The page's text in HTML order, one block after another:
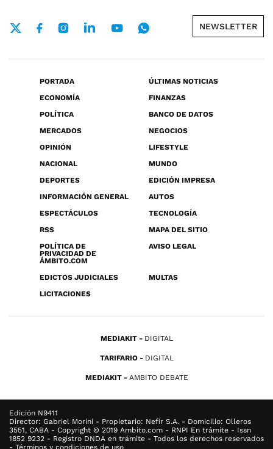
NEWSLETTER
PORTADA
ÚLTIMAS NOTICIAS
ECONOMÍA
FINANZAS
POLÍTICA
BANCO DE DATOS
MERCADOS
NEGOCIOS
OPINIÓN
LIFESTYLE
NACIONAL
MUNDO
DEPORTES
EDICIÓN IMPRESA
INFORMACIÓN GENERAL
AUTOS
ESPECTÁCULOS
TECNOLOGÍA
RSS
MAPA DEL SITIO
POLÍTICA DE
PRIVACIDAD DE
ÁMBITO.COM
AVISO LEGAL
EDICTOS JUDICIALES
MULTAS
LICITACIONES
MEDIAKIT DIGITAL
TARIFARIO DIGITAL
MEDIAKIT AMBITO DEBATE
Edición N9411
Director: Gabriel Morini - Propietario: Nefir S.A. - Domicilio: Olleros
3551, CABA - Copyright © 2019 Ambito.com - RNPI En trámite - Issn
1852 9232 - Registro DNDA en trámite - Todos los derechos reservados